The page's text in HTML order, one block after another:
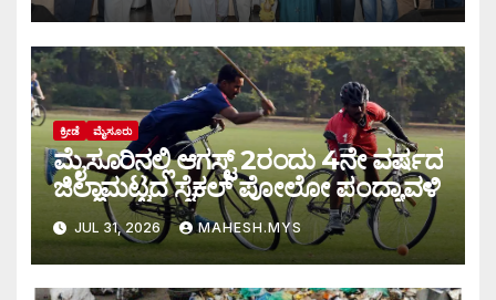
ಕ್ರೀಡೆ ಮೈಸೂರು
ಮೈಸೂರಿನಲ್ಲಿ ಆಗಸ್ಟ್‌ 2ರಂದು 4ನೇ ವರ್ಷದ
ಜಿಲ್ಲಾಮಟ್ಟದ ಸೈಕಲ್ ಪೋಲೋ ಪಂದ್ಯಾವಳಿ
JUL 31, 2026 MAHESH.MYS